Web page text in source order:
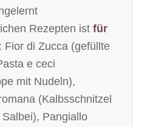
Rezepten ist für
: Fior di Zucca (gefüllte
e ceci
mit Nudeln),
(Kalbsschnitzel
Pangiallo